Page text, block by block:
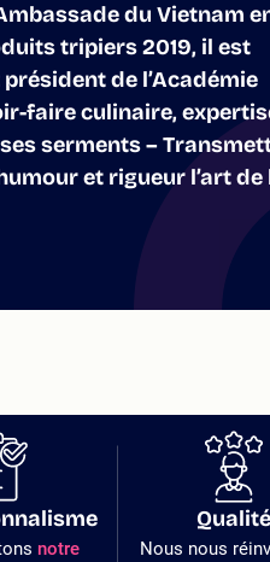
du Vietnam
tripiers 2019, il est
de l’Académie
faire culinaire,
serments –
et rigueur l’art de
notre
Qualité
Nous nous